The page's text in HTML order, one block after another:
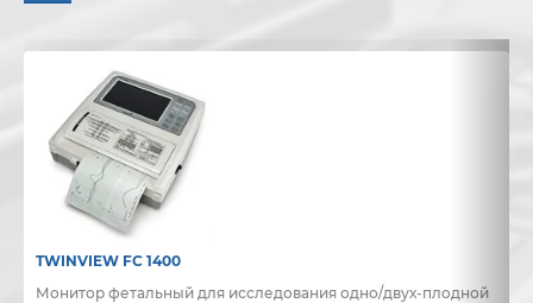
TWINVIEW FC 1400
Монитор фетальный для исследования одно/двух-плодной